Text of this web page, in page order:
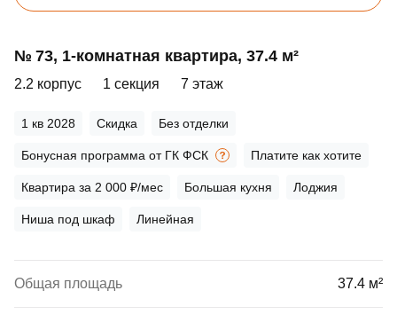
№ 73, 1‑комнатная квартира, 37.4 м²
2.2 корпус 1 секция 7 этаж
1 кв 2028 Скидка Без отделки
Бонусная программа от ГК ФСК Платите как хотите
Квартира за 2 000 ₽/мес Большая кухня Лоджия
Ниша под шкаф Линейная
Общая площадь 37.4 м²